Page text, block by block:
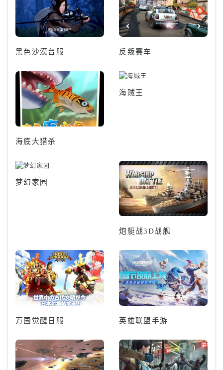
黑色沙漠台服 反叛赛车
海底大猎杀
海贼王
梦幻家园
炮艇战3D战舰
万国觉醒日服 英雄联盟手游